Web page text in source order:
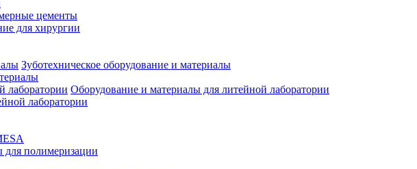
цементы
для хирургии
Зуботехническое оборудование и материалы
лаборатории Оборудование и материалы для литейной лаборатории
лаборатории
для полимеризации